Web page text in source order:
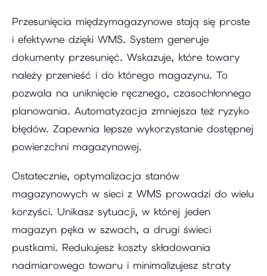
Przesunięcia międzymagazynowe stają się proste
i efektywne dzięki WMS. System generuje
dokumenty przesunięć. Wskazuje, które towary
należy przenieść i do którego magazynu. To
pozwala na uniknięcie ręcznego, czasochłonnego
planowania. Automatyzacja zmniejsza też ryzyko
błędów. Zapewnia lepsze wykorzystanie dostępnej
powierzchni magazynowej.
Ostatecznie, optymalizacja stanów
magazynowych w sieci z WMS prowadzi do wielu
korzyści. Unikasz sytuacji, w której jeden
magazyn pęka w szwach, a drugi świeci
pustkami. Redukujesz koszty składowania
nadmiarowego towaru i minimalizujesz straty